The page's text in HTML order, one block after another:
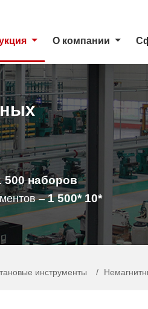
О компании
500наборов
–1 500* 10*
инструменты